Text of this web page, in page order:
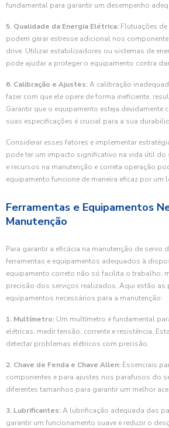
fundamental para garantir um desempenho
5. Qualidade da Energia Elétrica: Flutuações
podem gerar estresse adicional nos
drive. Utilizar estabilizadores ou sistemas de
pode ajudar a proteger o equipamento contra
6. Calibração e Ajustes:A calibração
fazer com que ele opere de forma ineficiente,
Garantir que o equipamento esteja devidamente
suas especificações é crucial para a sua
Considerar esses fatores e implementar
pode ter um impacto significativo na vida útil do
e recursos na manutenção e correta operação
equipamento funcione de maneira eficaz por um
Ferramentas e Equipamentos
Manutenção
Para garantir a eficácia na manutenção de servo
ferramentas e equipamentos adequados à
equipamento correto não só facilita o trabalho,
precisão dos serviços realizados. Aqui estão as
equipamentos necessários para a manutenção:
1. Multímetro: Um multímetro é fundamental
elétricas, medir tensão, corrente e resistência.
detectar problemas elétricos com precisão.
2. Chave de Fenda e Chave Allen: Essenciais
componentes e para ajustes nos parafusos do
diferentes tamanhos para garantir um melhor
3. Lubrificantes:A lubrificação adequada das
garantir um funcionamento suave e reduzir o